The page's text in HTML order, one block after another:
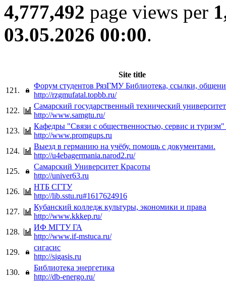
4,777,492 page views per
03.05.2026 00:00.
Site title
121.
Форум студентов РязГМУ Библиотека, ссылки,
http://rzgmufatal.topbb.ru/
122.
Самарский государственный технический университет
http://www.samgtu.ru/
123.
Кафедры "Связи с общественностью, сервис и
http://www.promgups.ru
124.
Выезд в германию на учёбу. помощь с документами.
http://u4ebagermania.narod2.ru/
125.
Самарский Университет Красоты
http://univer63.ru
126.
НТБ СГТУ
http://lib.sstu.ru#1617624916
127.
Кубанский колледж культуры, экономики и права
http://www.kkkep.ru/
128.
ИФ МГТУ ГА
http://www.if-mstuca.ru/
129.
сигасис
http://sigasis.ru
130.
Библиотека энергетика
http://db-energo.ru/